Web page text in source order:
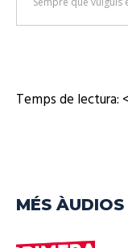
Temps de lectura:
MÉS ÀUDIOS